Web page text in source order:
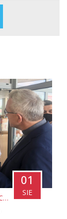
01
SIE
<P>MICHALICKI ZESP&OACUTE;Ł SZK&OACUTE;Ł PONADPODSTAWOWYCH W MIEJSCU PIASTOWYM</P>